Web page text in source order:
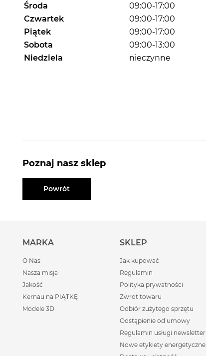
Środa
09:00-17:00
Czwartek
09:00-17:00
Piątek
09:00-17:00
Sobota
09:00-13:00
Niedziela
nieczynne
Poznaj nasz sklep
Powrót
MARKA
O Nas
Nasza misja
Jakość
Kernau na PIĄTKĘ
Modele 3D
SKLEP
Jak kupować
Regulamin
Polityka prywatności
Zwrot towaru
Odbiór zużytego sprzętu
Odstąpienie od umowy
Regulamin usługi newsletter
Nowe etykiety energetyczne